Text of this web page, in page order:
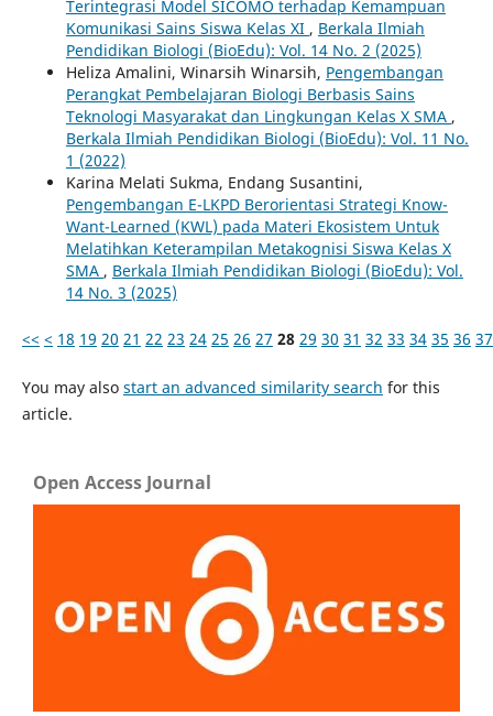
Terintegrasi Model SICOMO terhadap Kemampuan
Komunikasi Sains Siswa Kelas XI , Berkala Ilmiah
Pendidikan Biologi (BioEdu): Vol. 14 No. 2 (2025)
Heliza Amalini, Winarsih Winarsih, Pengembangan
Perangkat Pembelajaran Biologi Berbasis Sains
Teknologi Masyarakat dan Lingkungan Kelas X SMA ,
Berkala Ilmiah Pendidikan Biologi (BioEdu): Vol. 11 No.
1 (2022)
Karina Melati Sukma, Endang Susantini,
Pengembangan E-LKPD Berorientasi Strategi Know-
Want-Learned (KWL) pada Materi Ekosistem Untuk
Melatihkan Keterampilan Metakognisi Siswa Kelas X
SMA , Berkala Ilmiah Pendidikan Biologi (BioEdu): Vol.
14 No. 3 (2025)
<< < 18 19 20 21 22 23 24 25 26 27 28 29 30 31 32 33 34 35 36 37
You may also start an advanced similarity search for this
article.
Open Access Journal